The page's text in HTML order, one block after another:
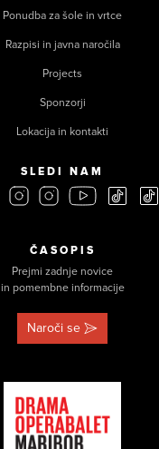
Ponudba za šole in vrtce
Razpisi in javna naročila
Projects
Sponzorji
Lokacija in kontakti
SLEDI NAM
ČASOPIS
Prejmi zadnje novice
in pomembne informacije
Naroči se